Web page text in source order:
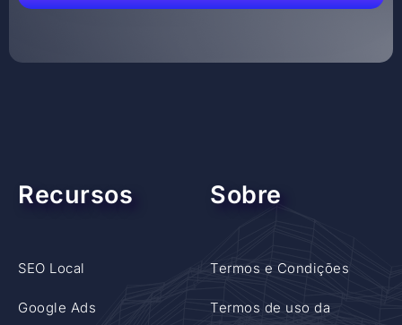
Recursos
SEO Local
Google Ads
Sobre
Termos e Condições
Termos de uso da